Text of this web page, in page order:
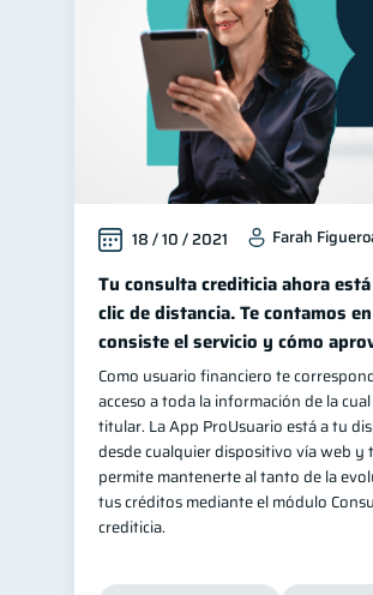
18 / 10 / 2021 Farah
Tu consulta crediticia ahora
clic de distancia. Te contamos
consiste el servicio y cómo
Como usuario financiero te
acceso a toda la información de la
titular. La App ProUsuario está a tu
desde cualquier dispositivo vía web y
permite mantenerte al tanto de la
tus créditos mediante el módulo
crediticia.